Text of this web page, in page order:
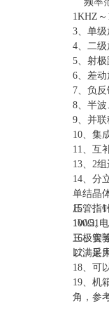
1KHZ～
3、单
4、二
5、射
6、差
7、负
8、半
9、并
10、集
11、互
13、2
14、分
单结晶
压管、
1W/51
三极管
以满足
15、指
100Ω。
16、实
17、采
18、可
19、机
角，参